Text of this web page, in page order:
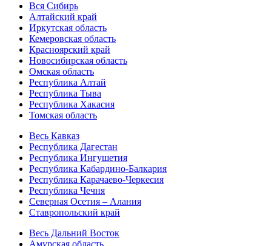
Вся Сибирь
Алтайский край
Иркутская область
Кемеровская область
Красноярский край
Новосибирская область
Омская область
Республика Алтай
Республика Тыва
Республика Хакасия
Томская область
Весь Кавказ
Республика Дагестан
Республика Ингушетия
Республика Кабардино-Балкария
Республика Карачаево-Черкесия
Республика Чечня
Северная Осетия – Алания
Ставропольский край
Весь Дальний Восток
Амурская область